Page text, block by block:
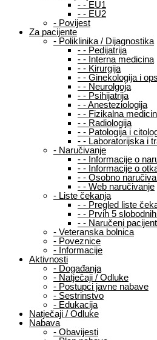
- - EU1
- - EU2
- Povijest
Za pacijente
- Poliklinika / Dijagnostika
- - Pedijatrija
- - Interna medicina
- - Kirurgija
- - Ginekologija i
- - Neurolgoja
- - Psihijatrija
- -Anesteziologija
- - Fizikalna
- - Radiologija
- - Patologija i
- - Laboratorijska i
- Naručivanje
- - Informacije o
- - Informacije o
- - Osobno
- - Web naručivanje
- Liste čekanja
- - Pregled liste
- - Prvih 5
- - Naručeni
- Veteranska bolnica
- Poveznice
- Informacije
Aktivnosti
- Događanja
- Natječaji / Odluke
- Postupci javne nabave
- Sestrinstvo
- Edukacija
Natječaji / Odluke
Nabava
- Obavijesti